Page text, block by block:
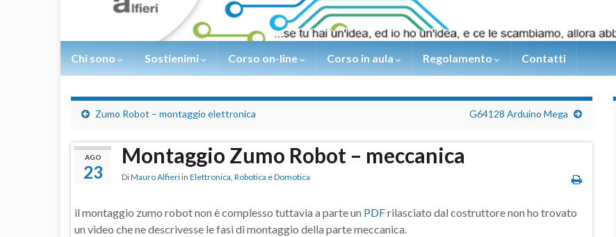
Chi sono Sostienimi Corso on-line Corso in aula Regolamento Contatti
Zumo Robot – montaggio elettronica G64128 Arduino Mega
AGO
23
Montaggio Zumo Robot – meccanica
DiMauro Alfieri in Elettronica, Robotica e Domotica
il montaggio zumo robot non è complesso tuttavia a parte un PDFrilasciato dal costruttore non ho trovato
un video che ne descrivesse le fasi di montaggio della parte meccanica.